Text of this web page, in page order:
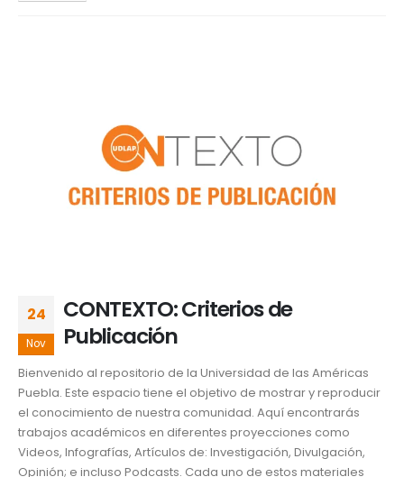
24
Nov
CONTEXTO: Criterios de
Publicación
Bienvenido al repositorio de la Universidad de las Américas
Puebla. Este espacio tiene el objetivo de mostrar y reproducir
el conocimiento de nuestra comunidad. Aquí encontrarás
trabajos académicos en diferentes proyecciones como
Videos, Infografías, Artículos de: Investigación, Divulgación,
Opinión; e incluso Podcasts. Cada uno de estos materiales